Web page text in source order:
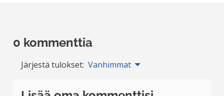
0 kommenttia
Järjestä tulokset: Vanhimmat